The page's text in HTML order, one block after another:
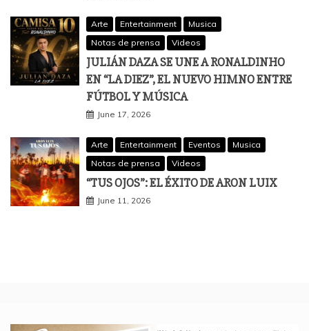
Arte Entertainment
Musica
Notas de prensa
Videos
JULIÁN DAZA SE UNE A RONALDINHO
EN “LA DIEZ”, EL NUEVO HIMNO ENTRE
FÚTBOL Y MÚSICA
June 17, 2026
Arte Entertainment Eventos
Musica
Notas de prensa
Videos
“TUS OJOS”: EL ÉXITO DE ARON LUIX
June 11, 2026